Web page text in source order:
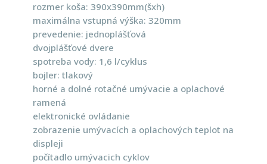
rozmer koša: 390x390mm(šxh)
maximálna vstupná výška: 320mm
prevedenie: jednoplášťová
dvojplášťové dvere
spotreba vody: 1,6 l/cyklus
bojler: tlakový
horné a dolné rotačné umývacie a oplachové
ramená
elektronické ovládanie
zobrazenie umývacích a oplachových teplot na
displeji
počítadlo umývacich cyklov